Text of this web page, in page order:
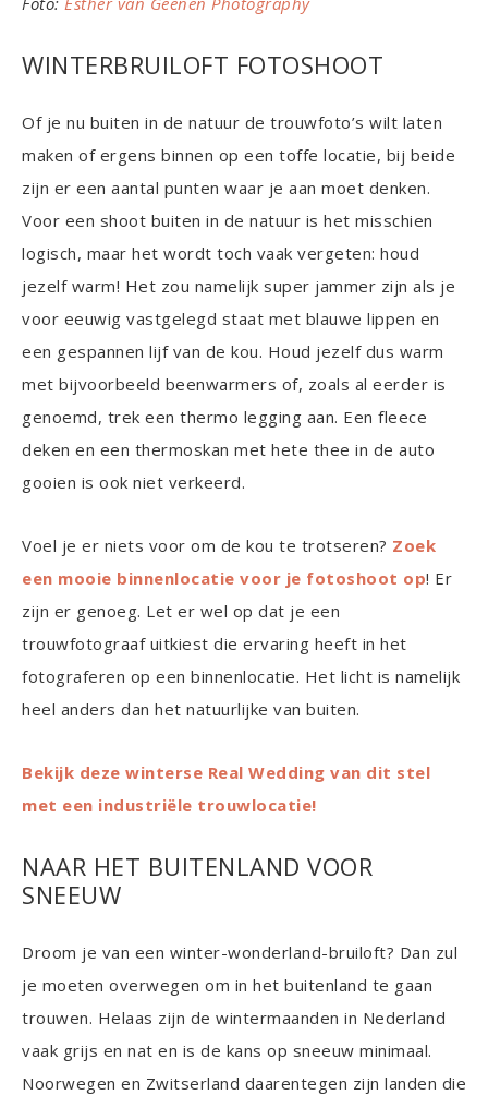
WINTERBRUILOFT FOTOSHOOT
Of je nu buiten in de natuur de trouwfoto’s wilt laten
maken of ergens binnen op een toffe locatie, bij beide
zijn er een aantal punten waar je aan moet denken.
Voor een shoot buiten in de natuur is het misschien
logisch, maar het wordt toch vaak vergeten: houd
jezelf warm! Het zou namelijk super jammer zijn als je
voor eeuwig vastgelegd staat met blauwe lippen en
een gespannen lijf van de kou. Houd jezelf dus warm
met bijvoorbeeld beenwarmers of, zoals al eerder is
genoemd, trek een thermo legging aan. Een fleece
deken en een thermoskan met hete thee in de auto
gooien is ook niet verkeerd.
Voel je er niets voor om de kou te trotseren? Zoek
een mooie binnenlocatie voor je fotoshoot op! Er
zijn er genoeg. Let er wel op dat je een
trouwfotograaf uitkiest die ervaring heeft in het
fotograferen op een binnenlocatie. Het licht is namelijk
heel anders dan het natuurlijke van buiten.
Bekijk deze winterse Real Wedding van dit stel
met een industriële trouwlocatie!
NAAR HET BUITENLAND VOOR
SNEEUW
Droom je van een winter-wonderland-bruiloft? Dan zul
je moeten overwegen om in het buitenland te gaan
trouwen. Helaas zijn de wintermaanden in Nederland
vaak grijs en nat en is de kans op sneeuw minimaal.
Noorwegen en Zwitserland daarentegen zijn landen die